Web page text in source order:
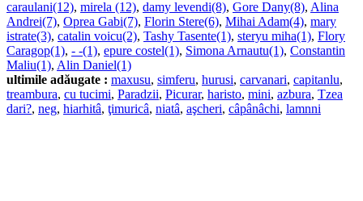
caraulani(12), mirela (12), damy levendi(8), Gore Dany(8), Alina
Andrei(7), Oprea Gabi(7), Florin Stere(6), Mihai Adam(4), mary
istrate(3), catalin voicu(2), Tashy Tasente(1), steryu miha(1), Flory
Caragop(1), - -(1), epure costel(1), Simona Arnautu(1), Constantin
Maliu(1), Alin Daniel(1)
ultimile adăugate : maxusu, simferu, hurusi, carvanari, capitanlu,
treambura, cu tucimi, Paradzii, Picurar, haristo, mini, azbura, Tzea
dari?, neg, hiarhitâ, ţimuricâ, niatâ, aşcheri, câpânâchi, lamnni